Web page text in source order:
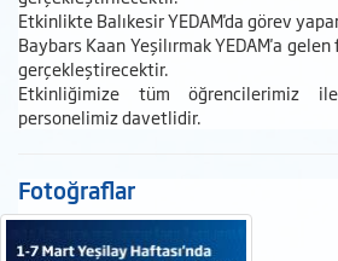
Etkinlikte Balıkesir YEDAM'da görev
Baybars Kaan Yeşilırmak YEDAM'a
gerçekleştirecektir.
Etkinliğimize tüm öğrencilerimiz
personelimiz davetlidir.
Fotoğraflar